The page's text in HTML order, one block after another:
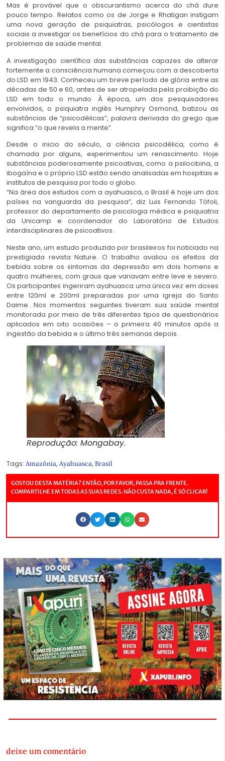
Mas é provável que o obscurantismo acerca do chá dure
pouco tempo. Relatos como os de Jorge e Rhatigan instigam
uma nova geração de psiquiatras, psicólogos e cientistas
sociais a investigar os benefícios do chá para o tratamento de
problemas de saúde mental.
A investigação científica das substâncias capazes de alterar
fortemente a consciência humana começou com a descoberta
do LSD em 1943. Conheceu um breve período de glória entre as
décadas de 50 e 60, antes de ser atropelada pela proibição do
LSD em todo o mundo. À época, um dos pesquisadores
envolvidos, o psiquiatra inglês Humphry Osmond, batizou as
substâncias de “psicodélicas”, palavra derivada do grego que
significa “o que revela a mente”.
Desde o inicio do século, a ciência psicodélica, como é
chamada por alguns, experimentou um renascimento. Hoje
substâncias poderosamente psicoativas, como a psilocibina, a
ibogaína e o próprio LSD estão sendo analisadas em hospitais e
institutos de pesquisa por todo o globo.
“Na área dos estudos com a ayahuasca, o Brasil é hoje um dos
países na vanguarda da pesquisa”, diz Luis Fernando Tófoli,
professor do departamento de psicologia médica e psiquiatria
da Unicamp e coordenador do Laboratório de Estudos
interdisciplinares de psicoativos.
Neste ano, um estudo produzido por brasileiros foi noticiado na
prestigiada revista Nature. O trabalho avaliou os efeitos da
bebida sobre os sintomas da depressão em dois homens e
quatro mulheres, com graus que variavam entre leve e severo.
Os participantes ingeriram ayahuasca uma única vez em doses
entre 120ml e 200ml preparadas por uma igreja do Santo
Daime. Nos momentos seguintes tiveram sua saúde mental
monitorada por meio de três diferentes tipos de questionários
aplicados em oito ocasiões – o primeira 40 minutos após a
ingestão da bebida e o último três semanas depois.
Reprodução: Mongabay.
Tags: Amazônia, Ayahuasca, Brasil
GOSTOU DESTA MATÉRIA? ENTÃO, POR FAVOR, PASSA PRA FRENTE.
COMPARTILHE EM TODAS AS SUAS REDES. NÃO CUSTA NADA, É SÓ CLICAR!
deixe um comentário